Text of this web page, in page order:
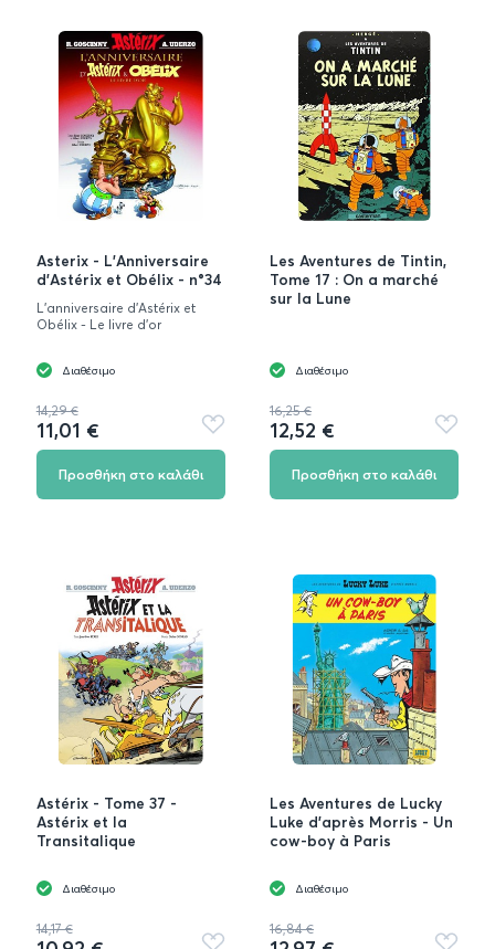
Asterix - L'Anniversaire
d'Astérix et Obélix - n°34
L'anniversaire d'Astérix et
Obélix - Le livre d'or
Διαθέσιμο
14,29 €
11,01 €
Προσθήκη
στα
Προσθήκη στο καλάθι
Les Aventures de Tintin,
Tome 17 : On a marché
sur la Lune
Διαθέσιμο
16,25 €
12,52 €
στα
Προσθήκη στο καλάθι
Astérix - Tome 37 -
Astérix et la
Transitalique
Διαθέσιμο
14,17 €
Les Aventures de Lucky
Luke d'après Morris - Un
cow-boy à Paris
Διαθέσιμο
16,84 €